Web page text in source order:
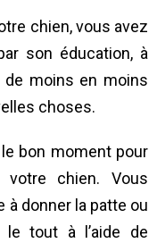
chien, vous avez
son éducation, à
de moins en moins
choses.
bon moment pour
votre chien. Vous
à donner la patte ou
tout à l’aide de